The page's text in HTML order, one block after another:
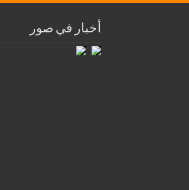
أخبار في صور